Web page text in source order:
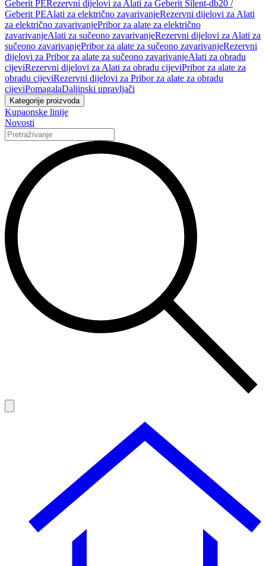
Geberit PERezervni dijelovi za Alati za Geberit Silent-db20 /
Geberit PEAlati za električno zavarivanjeRezervni dijelovi za Alati
za električno zavarivanjePribor za alate za električno
zavarivanjeAlati za sučeono zavarivanjeRezervni dijelovi za Alati za
sučeono zavarivanjePribor za alate za sučeono zavarivanjeRezervni
dijelovi za Pribor za alate za sučeono zavarivanjeAlati za obradu
cijeviRezervni dijelovi za Alati za obradu cijeviPribor za alate za
obradu cijeviRezervni dijelovi za Pribor za alate za obradu
cijeviPomagalaDaljinski upravljači
Kategorije proizvoda
Kupaonske linije
Novosti